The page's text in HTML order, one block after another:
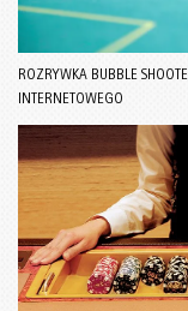
ROZRYWKA BUBBLE
INTERNETOWEGO